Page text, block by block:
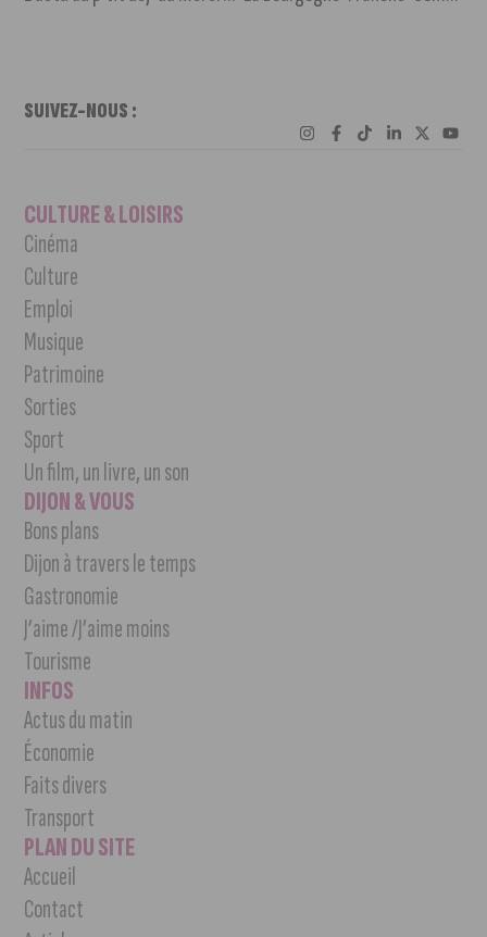
SUIVEZ-NOUS :
CULTURE & LOISIRS
Cinéma
Culture
Emploi
Musique
Patrimoine
Sorties
Sport
Un film, un livre, un son
DIJON & VOUS
Bons plans
Dijon à travers le temps
Gastronomie
J’aime /J’aime moins
Tourisme
INFOS
Actus du matin
Économie
Faits divers
Transport
PLAN DU SITE
Accueil
Contact